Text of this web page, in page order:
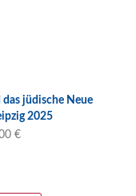
jüdische Neue
2025
€